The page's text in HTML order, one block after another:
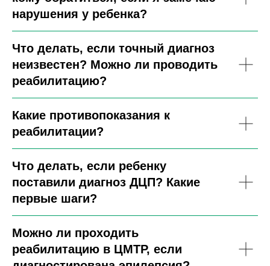
нарушения у ребенка?
Что делать, если точный диагноз
неизвестен? Можно ли проводить
реабилитацию?
Какие противопоказания к
реабилитации?
Что делать, если ребенку
поставили диагноз ДЦП? Какие
первые шаги?
Можно ли проходить
реабилитацию в ЦМТР, если